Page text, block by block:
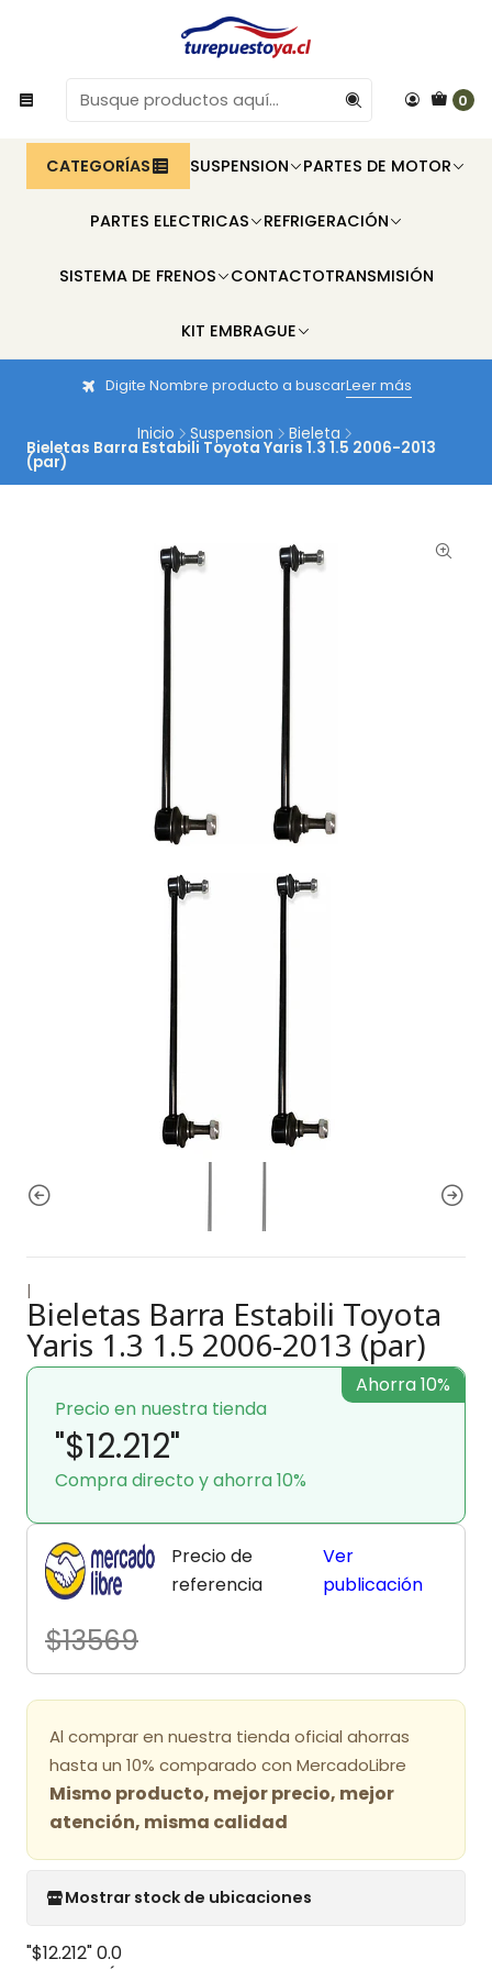
0
CATEGORÍAS SUSPENSION PARTES DE MOTOR
PARTES ELECTRICAS REFRIGERACIÓN
SISTEMA DE FRENOS CONTACTOTRANSMISIÓN
KIT EMBRAGUE
Digite Nombre producto a buscarLeer más
Inicio Suspension Bieleta
Bieletas Barra Estabili Toyota Yaris 1.3 1.5 2006-2013
(par)
|
Bieletas Barra Estabili Toyota
Yaris 1.3 1.5 2006-2013 (par)
Precio en nuestra tienda
"$12.212"
Compra directo y ahorra 10%
Ahorra 10%
Precio de
referencia
$13569
Ver
publicación
Al comprar en nuestra tienda oficial ahorras
hasta un 10% comparado con MercadoLibre
Mismo producto, mejor precio, mejor
atención, misma calidad
Mostrar stock de ubicaciones
"$12.212"0.0